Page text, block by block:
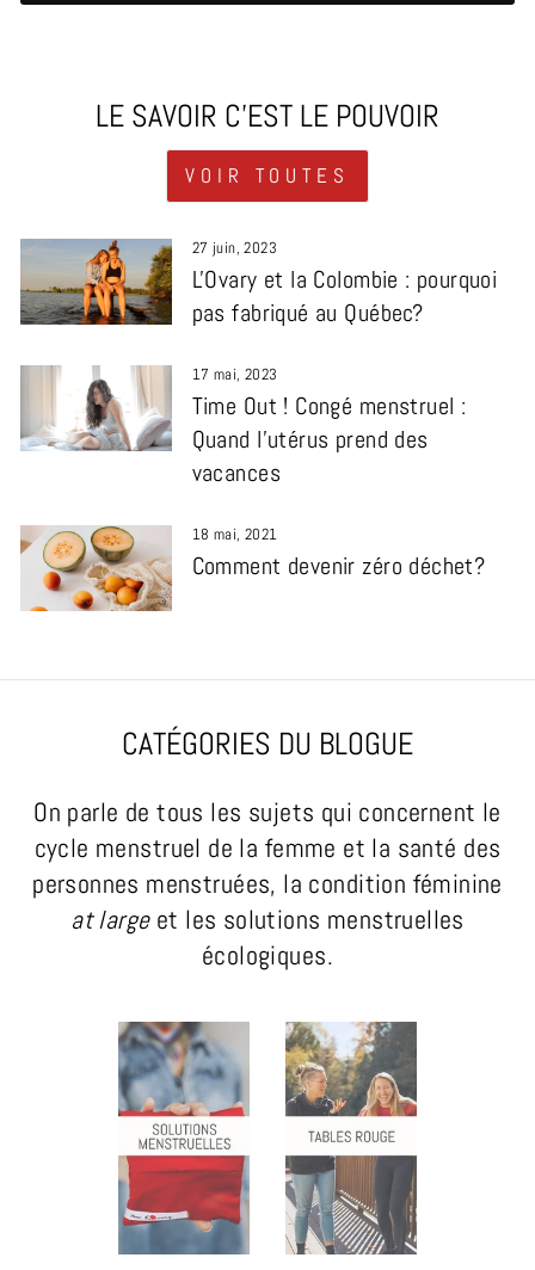
LE SAVOIR C'EST LE POUVOIR
VOIR TOUTES
27 juin, 2023
L'Ovary et la Colombie : pourquoi
pas fabriqué au Québec?
17 mai, 2023
Time Out ! Congé menstruel :
Quand l’utérus prend des
vacances
18 mai, 2021
Comment devenir zéro déchet?
CATÉGORIES DU BLOGUE
On parle de tous les sujets qui concernent le
cycle menstruel de la femme et la santé des
personnes menstruées, la condition féminine
at largeet les solutions menstruelles
écologiques.